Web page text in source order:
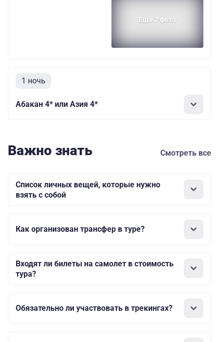
Еще 7 фото
1 ночь
Абакан 4* или Азия 4*
Важно знать Смотреть все
Список личных вещей, которые нужно
взять с собой
Как организован трансфер в туре?
Входят ли билеты на самолет в стоимость
тура?
Обязательно ли участвовать в трекингах?